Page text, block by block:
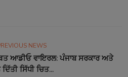
NEWS
ਆਡੀਓ ਵਾਇਰਲ: ਪੰਜਾਬ ਸਰਕਾਰ ਅਤੇ
ਸਿੱਧੀ ਚਿਤ...